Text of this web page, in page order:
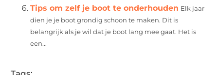
Tips om zelf je boot te onderhouden Elk jaar
dien je je boot grondig schoon te maken. Dit is
belangrijk als je wil dat je boot lang mee gaat. Het is
een...